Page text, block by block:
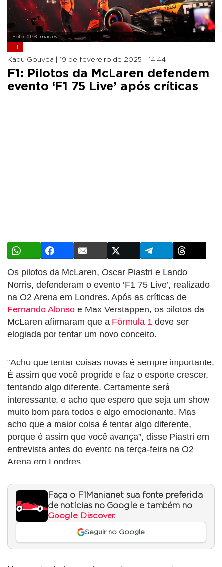
Foto: XPB Images
F1
Kadu Gouvêa | 19 de fevereiro de 2025 - 14:44
F1: Pilotos da McLaren defendem
evento ‘F1 75 Live’ após críticas
Os pilotos da McLaren, Oscar Piastri e Lando
Norris, defenderam o evento ‘F1 75 Live’, realizado
na O2 Arena em Londres. Após as críticas de
Fernando Alonso e Max Verstappen, os pilotos da
McLaren afirmaram que a Fórmula 1 deve ser
elogiada por tentar um novo conceito.
“Acho que tentar coisas novas é sempre importante.
É assim que você progride e faz o esporte crescer,
tentando algo diferente. Certamente será
interessante, e acho que espero que seja um show
muito bom para todos e algo emocionante. Mas
acho que a maior coisa é tentar algo diferente,
porque é assim que você avança”, disse Piastri em
entrevista antes do evento na terça-feira na O2
Arena em Londres.
Faça o F1Mania.net sua fonte preferida
de notícias no Google e também no
Google Discover.
Seguir no Google